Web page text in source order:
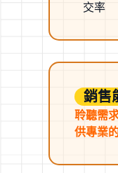
交率
銷售
聆聽需
供專業